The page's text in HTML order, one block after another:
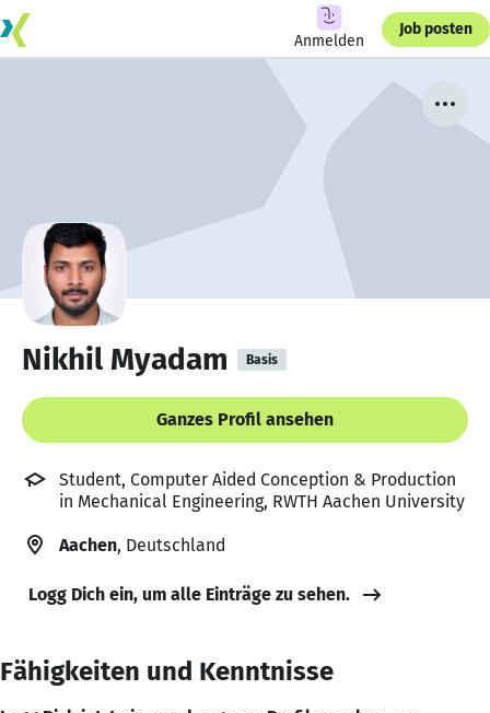
Anmelden
Job posten
Nikhil Myadam Basis
Ganzes Profil ansehen
Student, Computer Aided Conception & Production
in Mechanical Engineering, RWTH Aachen University
Aachen, Deutschland
Logg Dich ein, um alle Einträge zu sehen.
Fähigkeiten und Kenntnisse